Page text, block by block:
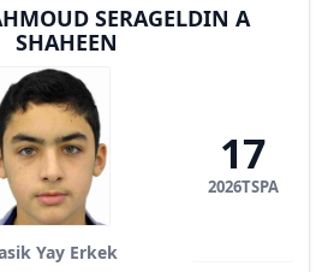
SERAGELDIN A
SHAHEEN
Yay Erkek
17
2026TSPA